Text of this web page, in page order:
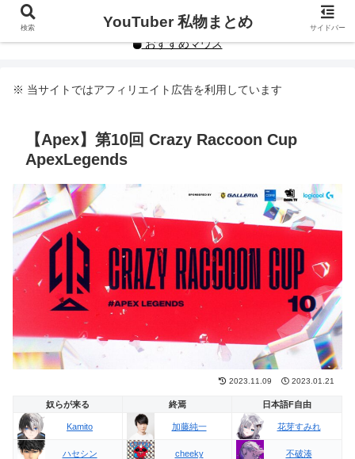
YouTuberや人気インフルエンサーの私物まとめです。
おすすめマウス
※ 当サイトではアフィリエイト広告を利用しています
【Apex】第10回 Crazy Raccoon Cup
ApexLegends
2023.11.09 2023.01.21
奴らが来る 終焉 日本語F自由
Kamito 加藤純一 花芽すみれ
ハセシン cheeky 不破湊
検索 YouTuber 私物まとめ サイドバー